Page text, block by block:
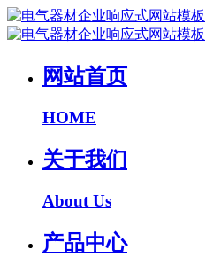
网站首页
HOME
关于我们
About Us
产品中心